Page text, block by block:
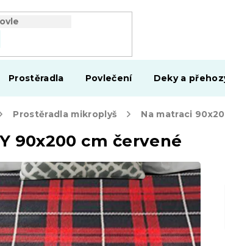
Prostěradla Povlečení Deky a
Prostěradla mikroplyš Na matraci
90x200 cm červené